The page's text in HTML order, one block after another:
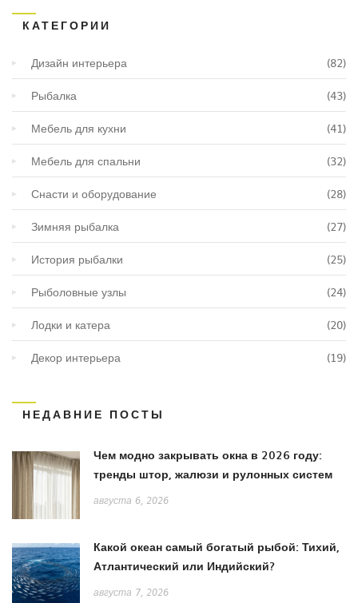
КАТЕГОРИИ
Дизайн интерьера (82)
Рыбалка (43)
Мебель для кухни (41)
Мебель для спальни (32)
Снасти и оборудование (28)
Зимняя рыбалка (27)
История рыбалки (25)
Рыболовные узлы (24)
Лодки и катера (20)
Декор интерьера (19)
НЕДАВНИЕ ПОСТЫ
Чем модно закрывать окна в 2026 году:
тренды штор, жалюзи и рулонных систем
августа 6, 2026
Какой океан самый богатый рыбой: Тихий,
Атлантический или Индийский?
августа 7, 2026